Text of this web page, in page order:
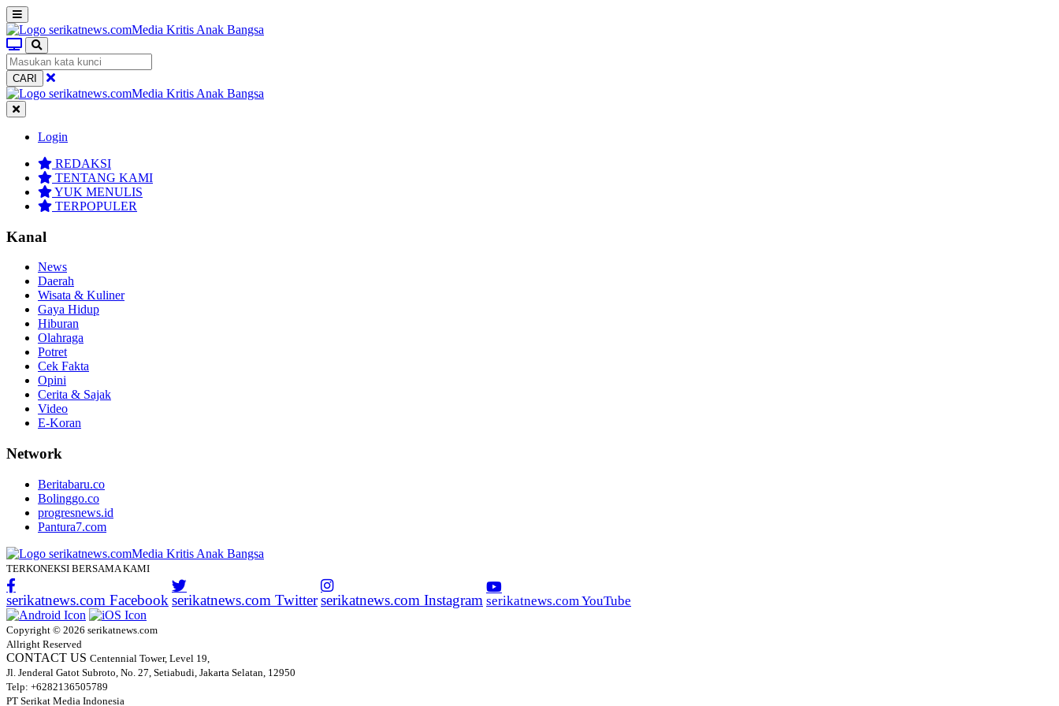
CARI
Login
REDAKSI
TENTANG KAMI
YUK MENULIS
TERPOPULER
Kanal
News
Daerah
Wisata & Kuliner
Gaya Hidup
Hiburan
Olahraga
Potret
Cek Fakta
Opini
Cerita & Sajak
Video
E-Koran
Network
Beritabaru.co
Bolinggo.co
progresnews.id
Pantura7.com
TERKONEKSI BERSAMA KAMI
serikatnews.com Facebook serikatnews.com Twitter serikatnews.com Instagram serikatnews.com YouTube
Copyright © 2026 serikatnews.com
Allright Reserved
CONTACT US Centennial Tower, Level 19,
Jl. Jenderal Gatot Subroto, No. 27, Setiabudi, Jakarta Selatan, 12950
Telp: +6282136505789
PT Serikat Media Indonesia